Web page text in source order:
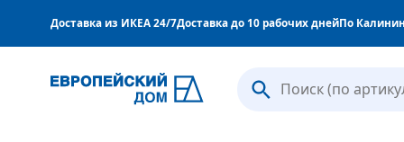
Доставка из ИКЕА 24/7Доставка до 10 рабочих днейПо